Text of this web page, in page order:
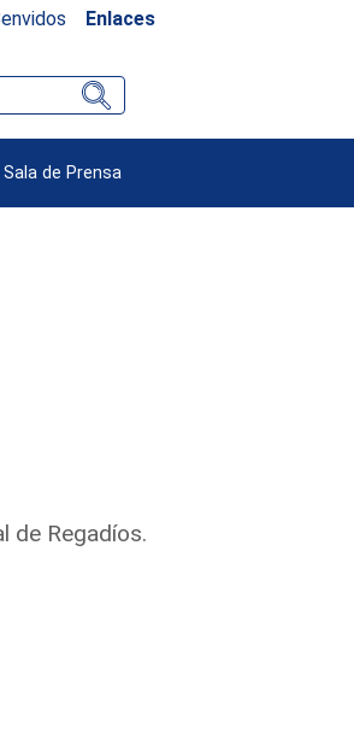
Enlaces
Sala de Prensa
de Regadíos.